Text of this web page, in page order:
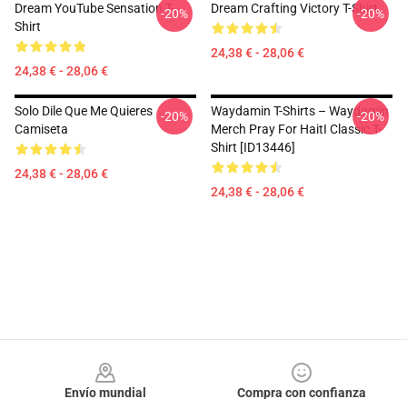
Dream YouTube Sensation T-
Shirt
24,38 € - 28,06 €
-20% Dream Crafting Victory T-Shirt
24,38 € - 28,06 €
-20%
Solo Dile Que Me Quieres
Camiseta
24,38 € - 28,06 €
-20%
Waydamin T-Shirts – Waydamin
Merch Pray For HaitI Classic T-
Shirt [ID13446]
24,38 € - 28,06 €
-20%
Envío mundial
Compra con confianza